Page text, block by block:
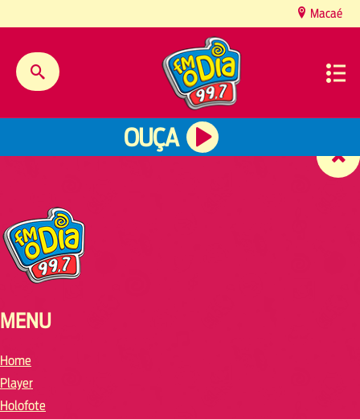
Macaé
OUÇA
MENU
Home
Player
Holofote